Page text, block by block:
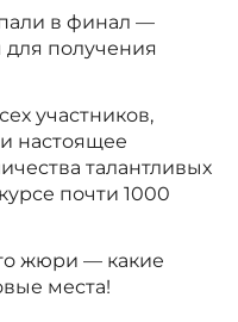
в финал —
получения
участников,
настоящее
талантливых
почти 1000
жюри — какие
места!